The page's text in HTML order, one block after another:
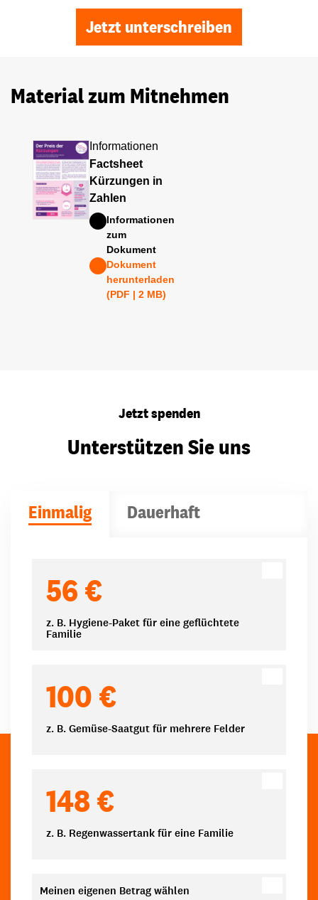
Jetzt unterschreiben
Material zum Mitnehmen
Informationen
Factsheet
Kürzungen in
Zahlen
Informationen
zum
Dokument
Dokument
herunterladen
(PDF | 2 MB)
Jetzt spenden
Unterstützen Sie uns
Einmalig Dauerhaft
56 €
z. B. Hygiene-Paket für eine geflüchtete
Familie
100 €
z. B. Gemüse-Saatgut für mehrere Felder
148 €
z. B. Regenwassertank für eine Familie
Meinen eigenen Betrag wählen